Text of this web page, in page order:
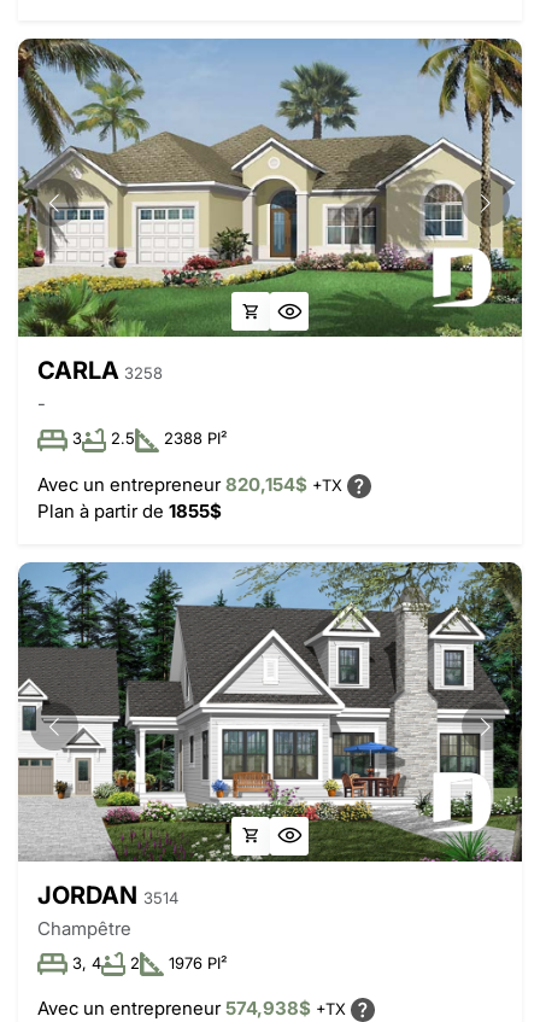
CARLA 3258
-
3 2.5 2388 PI²
Avec un entrepreneur820,154$ +TX
Plan à partir de 1855$
JORDAN 3514
Champêtre
3, 4 2 1976 PI²
Avec un entrepreneur574,938$ +TX